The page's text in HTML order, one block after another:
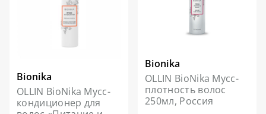
Bionika
OLLIN BioNika Мусс-
кондиционер для
Bionika
OLLIN BioNika Мусс-
плотность волос
250мл, Россия